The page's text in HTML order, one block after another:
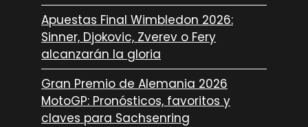
Apuestas Final Wimbledon 2026:
Sinner, Djokovic, Zverev o Fery
alcanzarán la gloria
Gran Premio de Alemania 2026
MotoGP: Pronósticos, favoritos y
claves para Sachsenring